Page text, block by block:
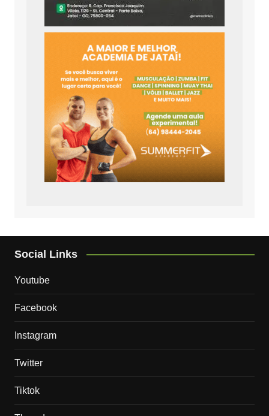
Social Links
Youtube
Facebook
Instagram
Twitter
Tiktok